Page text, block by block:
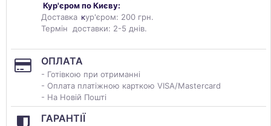
Кур'єром по Києву:
Доставка кур'єром: 200 грн.
Термін доставки: 2-5 днів.
ОПЛАТА
- Готівкою при отриманні
- Оплата платіжною карткою VISA/Mastercard
- На Новій Пошті
ГАРАНТІЇ